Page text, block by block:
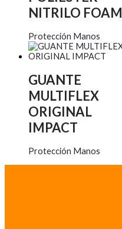
NITRILO FOAM
Protección Manos
GUANTE
MULTIFLEX
ORIGINAL
IMPACT
Protección Manos